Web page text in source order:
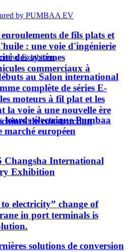
de fils plats et
: une voie d'ingénierie
des systèmes
commerciaux à
au Salon international
complète de séries E-
moteurs à fil plat et les
la voie à une nouvelle ère
de construction
lourds électrique Pumbaa
marché européen
Changsha International
Exhibition
electricity” change of
in port terminals is
solutions de conversion